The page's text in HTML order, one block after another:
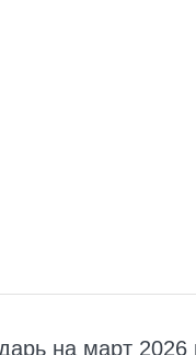
на март